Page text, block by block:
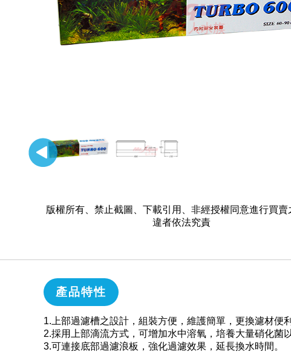
版權所有、禁止截圖、下載引用、非經授權同意進行買賣
違者依法究責
產品特性
1.上部過濾槽之設計，組裝方便，維護簡單，更換濾材便利
2.採用上部滴流方式，可增加水中溶氧，培養大量硝化菌
3.可連接底部過濾浪板，強化過濾效果，延長換水時間。